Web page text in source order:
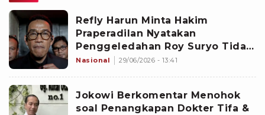
Refly Harun Minta Hakim
Praperadilan Nyatakan
Penggeledahan Roy Suryo Tidak
Sah
Nasional 29/06/2026 - 13:41
Jokowi Berkomentar Menohok
soal Penangkapan Dokter Tifa &